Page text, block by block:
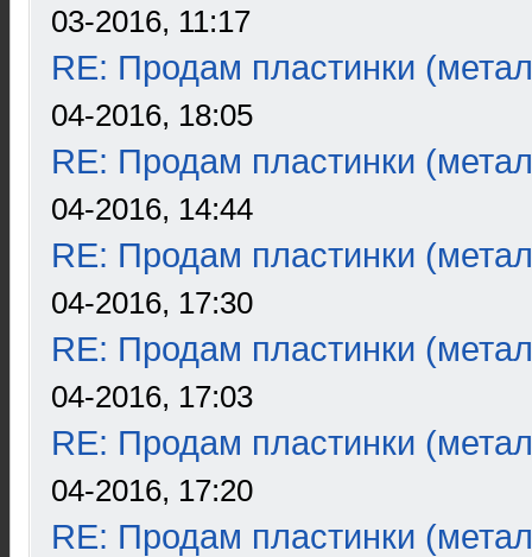
03-2016, 11:17
RE: Продам пластинки
04-2016, 18:05
RE: Продам пластинки
04-2016, 14:44
RE: Продам пластинки
04-2016, 17:30
RE: Продам пластинки
04-2016, 17:03
RE: Продам пластинки
04-2016, 17:20
RE: Продам пластинки